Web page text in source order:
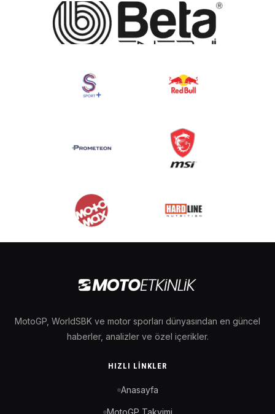
MotoGP, WorldSBK ve motor sporları dünyasından en güncel
haberler, analizler ve özel içerikler.
HIZLI LINKLER
Anasayfa
MotoGP Takvimi